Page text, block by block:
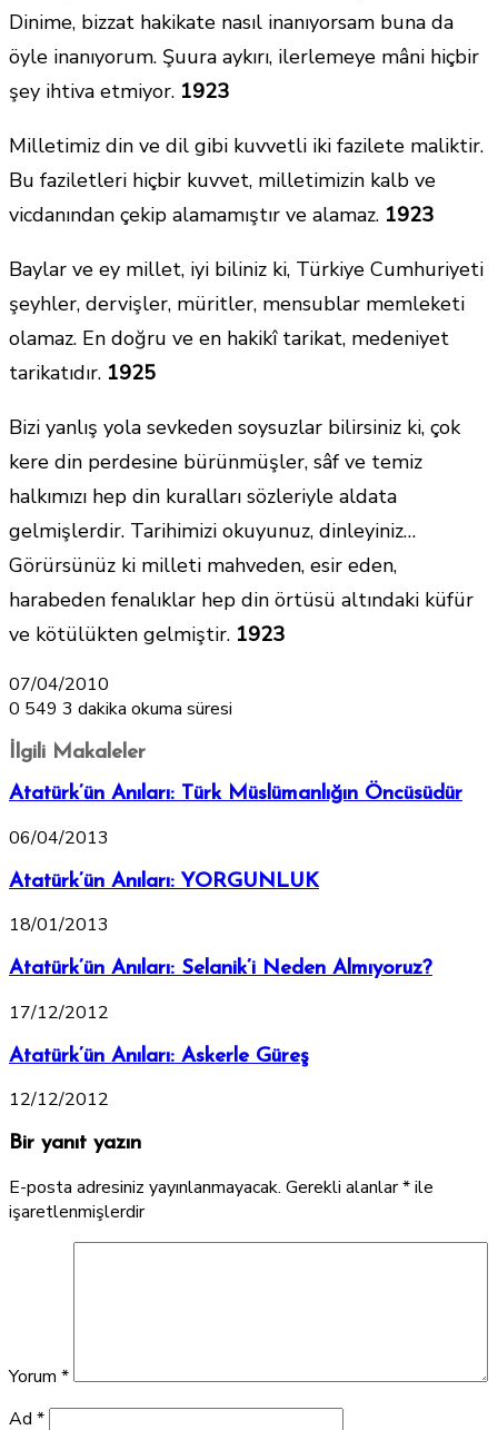
Dinime, bizzat hakikate nasıl inanıyorsam buna da
öyle inanıyorum. Şuura aykırı, ilerlemeye mâni hiçbir
şey ihtiva etmiyor. 1923
Milletimiz din ve dil gibi kuvvetli iki fazilete maliktir.
Bu faziletleri hiçbir kuvvet, milletimizin kalb ve
vicdanından çekip alamamıştır ve alamaz. 1923
Baylar ve ey millet, iyi biliniz ki, Türkiye Cumhuriyeti
şeyhler, dervişler, müritler, mensublar memleketi
olamaz. En doğru ve en hakikî tarikat, medeniyet
tarikatıdır. 1925
Bizi yanlış yola sevkeden soysuzlar bilirsiniz ki, çok
kere din perdesine bürünmüşler, sâf ve temiz
halkımızı hep din kuralları sözleriyle aldata
gelmişlerdir. Tarihimizi okuyunuz, dinleyiniz…
Görürsünüz ki milleti mahveden, esir eden,
harabeden fenalıklar hep din örtüsü altındaki küfür
ve kötülükten gelmiştir. 1923
07/04/2010
0 549 3 dakika okuma süresi
İlgili Makaleler
Atatürk’ün Anıları: Türk Müslümanlığın Öncüsüdür
06/04/2013
Atatürk’ün Anıları: YORGUNLUK
18/01/2013
Atatürk’ün Anıları: Selanik’i Neden Almıyoruz?
17/12/2012
Atatürk’ün Anıları: Askerle Güreş
12/12/2012
Bir yanıt yazın
E-posta adresiniz yayınlanmayacak. Gerekli alanlar*ile
işaretlenmişlerdir
Yorum *
Ad *